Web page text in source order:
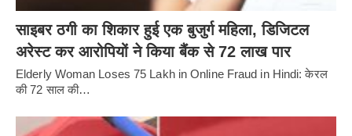
साइबर ठगी का शिकार हुई एक बुजुर्ग महिला, डिजिटल
अरेस्ट कर आरोपियों ने किया बैंक से 72 लाख पार
Elderly Woman Loses 75 Lakh in Online Fraud in Hindi: केरल
की 72 साल की…